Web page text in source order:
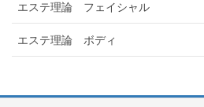
エステ理論 フェイシャル
エステ理論 ボディ